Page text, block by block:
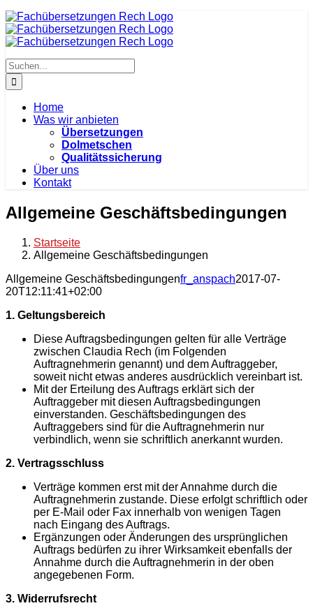
Zum
Inhalt
springen
Suche
nach:
Home
Was wir anbieten
Übersetzungen
Dolmetschen
Qualitätssicherung
Über uns
Kontakt
Allgemeine Geschäftsbedingungen
Startseite
Allgemeine Geschäftsbedingungen
Allgemeine Geschäftsbedingungenfr_anspach2017-07-
20T12:11:41+02:00
1. Geltungsbereich
Diese Auftragsbedingungen gelten für alle Verträge
zwischen Claudia Rech (im Folgenden
Auftragnehmerin genannt) und dem Auftraggeber,
soweit nicht etwas anderes ausdrücklich vereinbart ist.
Mit der Erteilung des Auftrags erklärt sich der
Auftraggeber mit diesen Auftragsbedingungen
einverstanden. Geschäftsbedingungen des
Auftraggebers sind für die Auftragnehmerin nur
verbindlich, wenn sie schriftlich anerkannt wurden.
2. Vertragsschluss
Verträge kommen erst mit der Annahme durch die
Auftragnehmerin zustande. Diese erfolgt schriftlich oder
per E-Mail oder Fax innerhalb von wenigen Tagen
nach Eingang des Auftrags.
Ergänzungen oder Änderungen des ursprünglichen
Auftrags bedürfen zu ihrer Wirksamkeit ebenfalls der
Annahme durch die Auftragnehmerin in der oben
angegebenen Form.
3. Widerrufsrecht